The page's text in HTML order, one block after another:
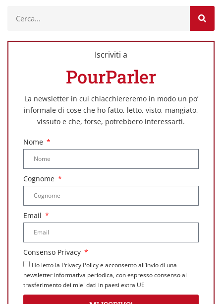
Iscriviti a
PourParler
La newsletter in cui chiacchiereremo in modo un po’
informale di cose che ho fatto, letto, visto, mangiato,
vissuto e che, forse, potrebbero interessarti.
Nome
Cognome
Email
Consenso Privacy
Ho letto la Privacy Policy e acconsento all’invio di una
newsletter informativa periodica, con espresso consenso al
trasferimento dei miei dati in paesi extra UE